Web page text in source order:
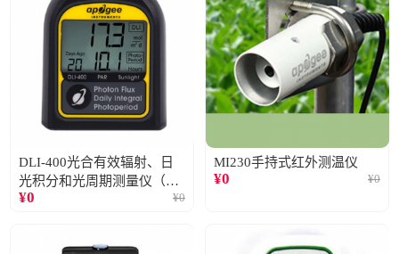
DLI-400光合有效辐射、日
光积分和光周期测量仪（仅
阳光）
¥0 ¥0
MI230手持式红外测温仪
¥0 ¥0